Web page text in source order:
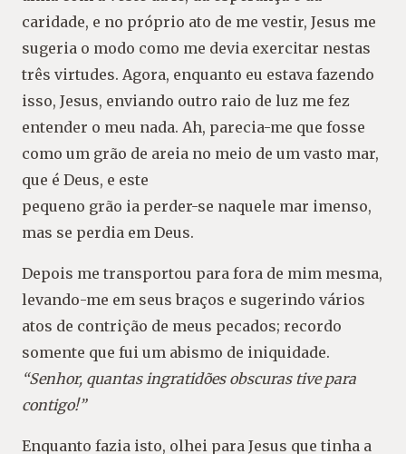
caridade, e no próprio ato de me vestir, Jesus me
sugeria o modo como me devia exercitar nestas
três virtudes. Agora, enquanto eu estava fazendo
isso, Jesus, enviando outro raio de luz me fez
entender o meu nada. Ah, parecia-me que fosse
como um grão de areia no meio de um vasto mar,
que é Deus, e este
pequeno grão ia perder-se naquele mar imenso,
mas se perdia em Deus.
Depois me transportou para fora de mim mesma,
levando-me em seus braços e sugerindo vários
atos de contrição de meus pecados; recordo
somente que fui um abismo de iniquidade.
“Senhor, quantas ingratidões obscuras tive para
contigo!”
Enquanto fazia isto, olhei para Jesus que tinha a